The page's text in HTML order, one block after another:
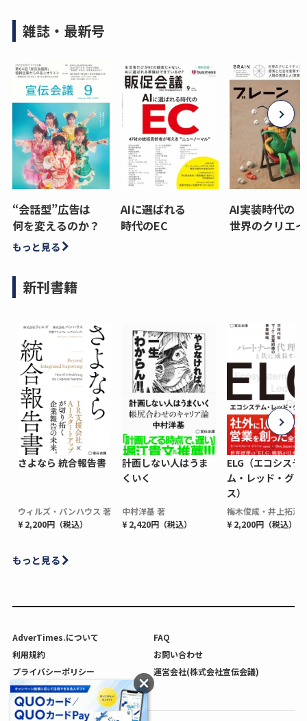
雑誌・最新号
“会話型”広告は
何を変えるのか？
AIに選ばれる
時代のEC
AI実装時代の
世界のクリエ
もっと見る
新刊書籍
さよなら 統合報告書
ウィルズ・パンハウス 著
¥ 2,200円（税込）
計画しない人はうま
くいく
中村洋基 著
¥ 2,420円（税込）
ELG（エコシステ
ム・レッド・グロ
ス）
梅木俊成・井上拓海
¥ 2,200円（税込）
もっと見る
AdverTimes.について
FAQ
利用規約
お問い合わせ
プライバシーポリシー
運営会社(株式会社宣伝会議)
利用者情報の外部送信について